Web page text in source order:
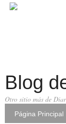
Blog
Otro sitio más de
Página Principal